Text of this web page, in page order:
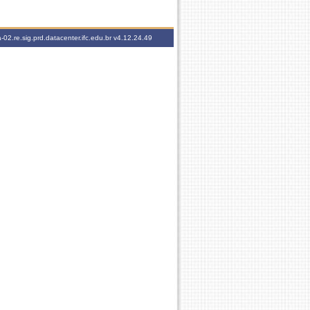
02.re.sig.prd.datacenter.ifc.edu.brv4.12.24.49